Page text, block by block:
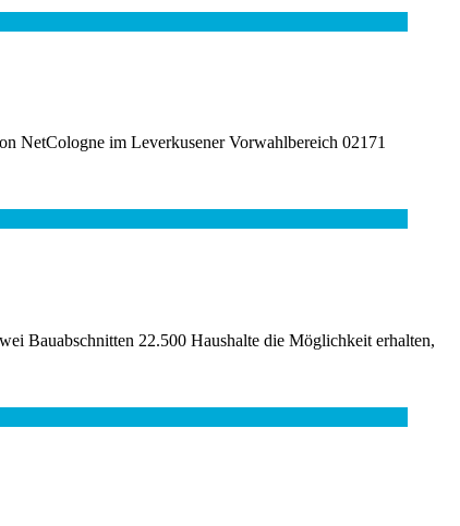
NetCologne im Leverkusener Vorwahlbereich 02171
Bauabschnitten 22.500 Haushalte die Möglichkeit erhalten,